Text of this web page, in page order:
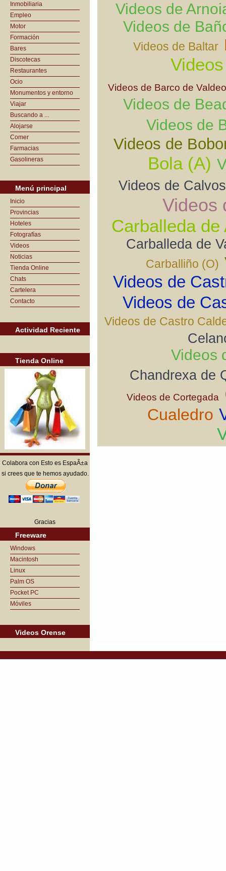
Inmobiliaria
Empleo
Motor
Formación
Bares
Discotecas
Restaurantes
Ocio
Monumentos y entorno
Viajar
Buscando a ...
Alojarse
Comer
Farmacias
Gasolineras
Menú principal
Inicio
Provincias
Hoteles
Fotografías
Videos
Noticias
Tienda Online
Chats
Cartelera
Contacto
Actividad Reciente
Tienda Online
Colabora con Esto es EspaÃ±a
si crees que te hemos ayudado.
Gracias
Freeware
Windows
Macintosh
Linux
Palm OS
Pocket PC
Móviles
Videos Orense
Videos de
Videos de
Videos de Baltar
Videos de Barco de
Videos de
Videos de
Videos de
Bola (A)
Videos de
Videos
Carballeda de
Carballeda de
Carballiño (O)
Videos de
Videos de
Videos de Castro
Videos
Chandrexa de
Videos de Cortegada
Cualedro